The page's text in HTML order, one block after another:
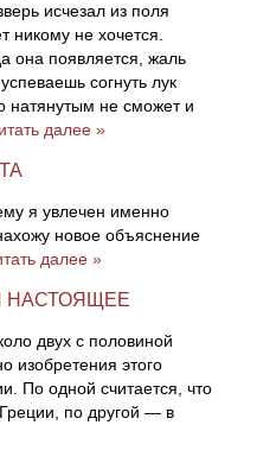
исчезал из поля
никому не хочется.
она появляется, жаль
согнуть лук
натянутым не сможет и
далее »
я увлечен именно
новое объяснение
далее »
НАСТОЯЩЕЕ
двух с половиной
изобретения этого
По одной считается, что
по другой — в